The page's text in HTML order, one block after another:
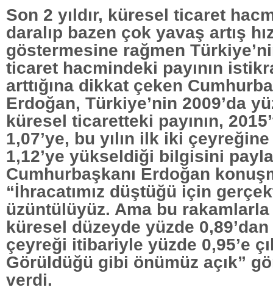
Son 2 yıldır, küresel ticaret
daralıp bazen çok yavaş artış
göstermesine rağmen
ticaret hacmindeki payının
arttığına dikkat çeken
Erdoğan, Türkiye’nin 2009’da
küresel ticaretteki payının,
1,07’ye, bu yılın ilk iki
1,12’ye yükseldiği bilgisini
Cumhurbaşkanı Erdoğan
“İhracatımız düştüğü için
üzüntülüyüz. Ama bu
küresel düzeyde yüzde
çeyreği itibariyle yüzde 0,95’e
Görüldüğü gibi önümüz açık”
verdi.